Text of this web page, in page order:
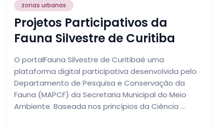
zonas urbanas
Projetos Participativos da
Fauna Silvestre de Curitiba
O portalFauna Silvestre de Curitibaé uma
plataforma digital participativa desenvolvida pelo
Departamento de Pesquisa e Conservação da
Fauna (MAPCF) da Secretaria Municipal do Meio
Ambiente. Baseada nos princípios da Ciência …